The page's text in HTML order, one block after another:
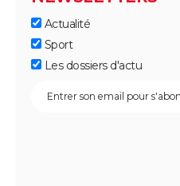
Actualité
Sport
Les dossiers d'actu